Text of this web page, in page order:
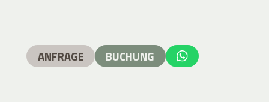
ANFRAGE BUCHUNG